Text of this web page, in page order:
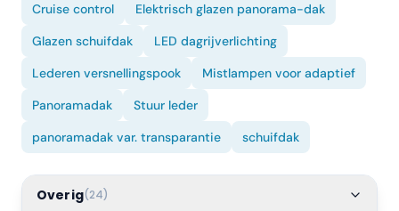
Cruise control
Elektrisch glazen panorama-dak
Glazen schuifdak
LED dagrijverlichting
Lederen versnellingspook
Mistlampen voor adaptief
Panoramadak
Stuur leder
panoramadak var. transparantie
schuifdak
Overig(24)